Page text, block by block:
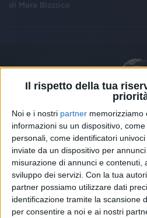
Il rispetto della tua
Noi e i nostri partner memorizziamo
informazioni su un dispositivo,
personali, come identificatori
inviate da un dispositivo per
misurazione di annunci e contenuti,
sviluppo dei servizi. Con la tua
partner possiamo utilizzare dati
identificazione tramite la scansione
per consentire a noi e ai nostri
di Mara Bizzoco